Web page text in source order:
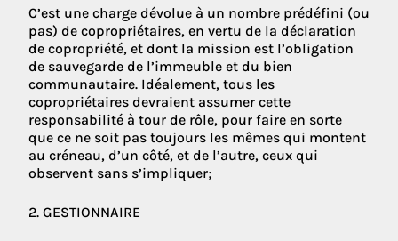
C’est une charge dévolue à un nombre prédéfini (ou
pas) de copropriétaires, en vertu de la déclaration
de copropriété, et dont la mission est l’obligation
de sauvegarde de l’immeuble et du bien
communautaire. Idéalement, tous les
copropriétaires devraient assumer cette
responsabilité à tour de rôle, pour faire en sorte
que ce ne soit pas toujours les mêmes qui montent
au créneau, d’un côté, et de l’autre, ceux qui
observent sans s’impliquer;
2. GESTIONNAIRE